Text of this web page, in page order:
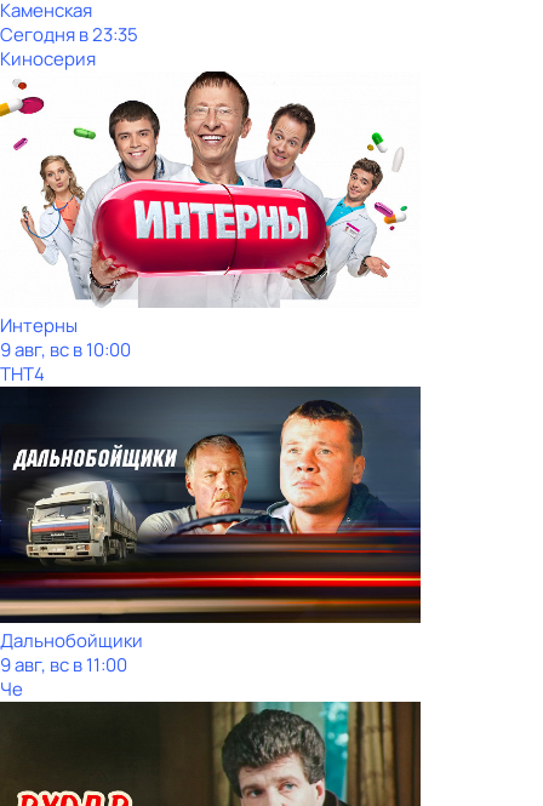
Каменская
Сегодня в 23:35
Киносерия
Интерны
9 авг, вс в 10:00
ТНТ4
Дальнобойщики
9 авг, вс в 11:00
Че